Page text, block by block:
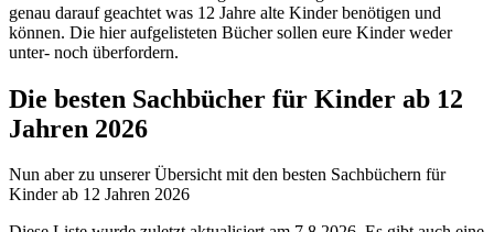
genau darauf geachtet was 12 Jahre alte Kinder benötigen und
können. Die hier aufgelisteten Bücher sollen eure Kinder weder
unter- noch überfordern.
Die besten Sachbücher für Kinder ab 12
Jahren 2026
Nun aber zu unserer Übersicht mit den besten Sachbüchern für
Kinder ab 12 Jahren 2026